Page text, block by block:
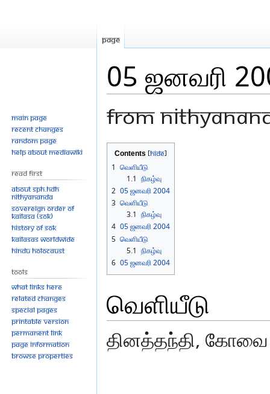
05 ஜனவரி
From
Jump
to
navigation
Jump
to
search
Contents
1 வெளியீடு
1.1 நிகழ்வு
2 05 ஜனவரி 2004
3 வெளியீடு
3.1 நிகழ்வு
4 05 ஜனவரி 2004
5 வெளியீடு
5.1 நிகழ்வு
6 05 ஜனவரி 2004
வெளியீடு
தினத்தந்தி, கோவை
Page
Main page
Recent changes
Random page
Help about MediaWiki
Read First
About SPH.HDH
Nithyananda
Sovereign Order of
KAILASA (SOK)
History of SOK
KAILASAs Worldwide
Hindu Holocaust
Tools
What links here
Related changes
Special pages
Printable version
Permanent link
Page information
Browse properties